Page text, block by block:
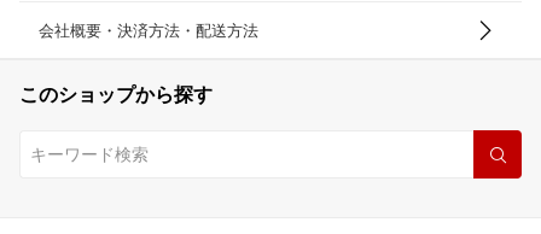
会社概要・決済方法・配送方法
このショップから探す